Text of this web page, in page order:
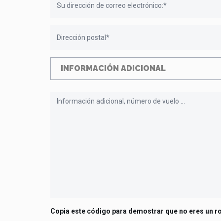
INFORMACIÓN ADICIONAL
Copia este código para demostrar que no eres un